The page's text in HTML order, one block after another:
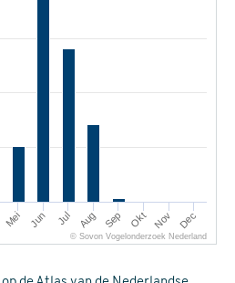
Mei Jun Jul Aug Sep Okt Nov Dec
© Sovon Vogelonderzoek Nederland